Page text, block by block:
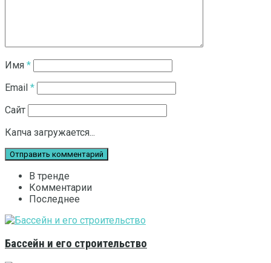
Имя *
Email *
Сайт
Капча загружается...
В тренде
Комментарии
Последнее
Бассейн и его строительство